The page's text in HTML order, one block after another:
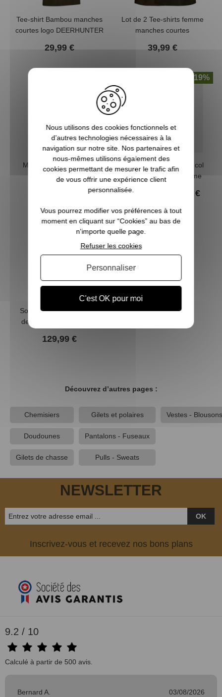
Tee-shirt Bambou manches
courtes logo DEERHUNTER
29,99 €
Lot de 2 Tee-shirts femme
manches courtes
39,99 €
Maillot de corps femme
Quinn Merino noir
99,99 €
-19%
Maillot de corps isolant col
zippé Quinn laine femme
129,99 € 104,99 €
Sous-vêtement chauffant
demi-zip DEERHUNTER
129,99 €
Découvrez d’autres pages :
Chemisiers
Doudounes
Gilets de chasse
Gilets et polaires
Pantalons - Fuseaux
Pulls - Sweats
Vestes - Blousons
NEWSLETTER
OK
Inscrivez-vous et recevez nos bons plans
9.2 / 10
Calculé à partir de 500 avis.
Bernard A. 03/08/2026
Nous utilisons des cookies fonctionnels et
d’autres technologies nécessaires à la
navigation sur notre site. Nos partenaires et
nous-mêmes utilisons également des
cookies permettant de mesurer le trafic afin
de vous offrir une expérience client
personnalisée.
Vous pourrez modifier vos préférences à tout
moment en cliquant sur “Cookies” au bas de
n'importe quelle page.
C'est OK pour moi
Refuser les cookies
Personnaliser